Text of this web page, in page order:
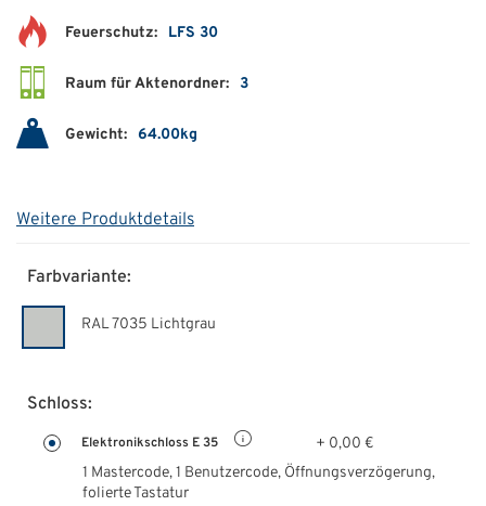
Feuerschutz: LFS 30
Raum für Aktenordner: 3
Gewicht: 64.00kg
Weitere Produktdetails
Farbvariante:
RAL 7035 Lichtgrau
Schloss:
Elektronikschloss E 35
+ 0,00 €
1 Mastercode, 1 Benutzercode, Öffnungsverzögerung,
folierte Tastatur